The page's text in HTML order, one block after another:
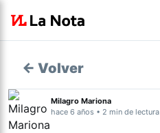
← Volver
Milagro Mariona
hace 6 años • 2 min de lectura